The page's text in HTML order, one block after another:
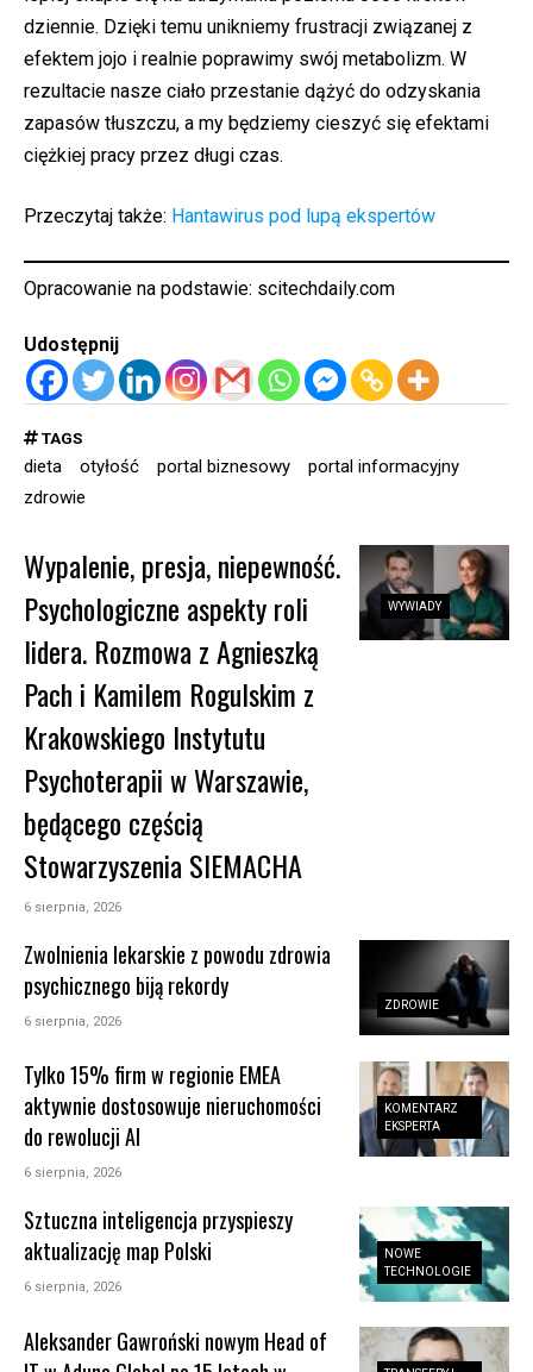
dziennie. Dzięki temu unikniemy frustracji związanej z
efektem jojo i realnie poprawimy swój metabolizm. W
rezultacie nasze ciało przestanie dążyć do odzyskania
zapasów tłuszczu, a my będziemy cieszyć się efektami
ciężkiej pracy przez długi czas.
Przeczytaj także: Hantawirus pod lupą ekspertów
Opracowanie na podstawie: scitechdaily.com
Udostępnij
TAGS
dieta otyłość portal biznesowy
portal informacyjny
zdrowie
WYWIADY
Wypalenie, presja, niepewność.
Psychologiczne aspekty roli
lidera. Rozmowa z Agnieszką
Pach i Kamilem Rogulskim z
Krakowskiego Instytutu
Psychoterapii w Warszawie,
będącego częścią
Stowarzyszenia SIEMACHA
6 sierpnia, 2026
ZDROWIE
Zwolnienia lekarskie z powodu zdrowia
psychicznego biją rekordy
6 sierpnia, 2026
KOMENTARZ
EKSPERTA
Tylko 15% firm w regionie EMEA
aktywnie dostosowuje nieruchomości
do rewolucji AI
6 sierpnia, 2026
NOWE
TECHNOLOGIE
Sztuczna inteligencja przyspieszy
aktualizację map Polski
6 sierpnia, 2026
Aleksander Gawroński nowym Head of